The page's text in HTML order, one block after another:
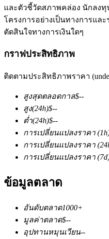
ฟิวเจอร์ส COIN-M
ฟิวเจอร์สสกุลเงินดิจิทัล
TradFi
อนุพันธ์ของหุ้น ฟอเร็กซ์
และตัวชี้วัดสภาพคล่อง นักลงทุ
โครงการอย่างเป็นทางการแล
ตัดสินใจทางการเงินใดๆ
กราฟประสิทธิภาพ
ติดตามประสิทธิภาพราคา
สูงสุดตลอดกาล$--
สูง(24h)$--
ต่ำ(24h)$--
การเปลี่ยนแปลงราคา
การเปลี่ยนแปลงราคา
การเปลี่ยนแปลงราคา
ข้อมูลตลาด
อันดับตลาด1000+
มูลค่าตลาด$--
อุปทานหมุนเวียน--